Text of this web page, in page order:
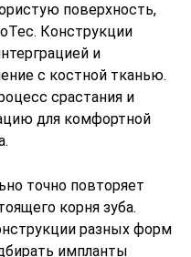
поверхность,
Конструкции
и
с костной тканью.
срастания и
для комфортной
точно повторяет
корня зуба.
разных форм
импланты